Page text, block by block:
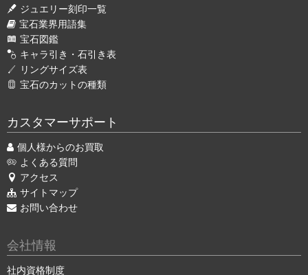
ジュエリー刻印一覧
宝石業界用語集
宝石図鑑
キャラ引き・石引き表
リングサイズ表
宝石のカットの種類
カスタマーサポート
個人様からのお買取
よくある質問
アクセス
サイトマップ
お問い合わせ
会社情報
社内資格制度